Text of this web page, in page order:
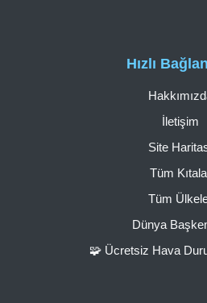
Hızlı
İletişim
Site
Tüm
Tüm
Dünya
🧩 Ücretsiz Hava